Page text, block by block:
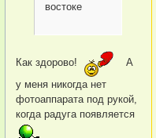
востоке
Как здорово!
А
у меня никогда нет
фотоаппарата под рукой,
когда радуга появляется